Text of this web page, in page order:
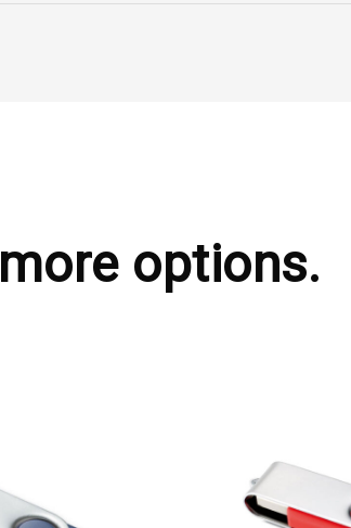
more options.